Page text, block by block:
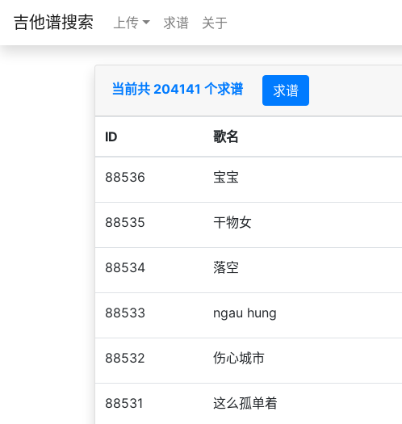
吉他谱搜索 上传 求谱 关于
当前共 204141 个求谱 求谱
ID 歌名
88536 宝宝
88535 干物女
88534 落空
88533 ngau hung
88532 伤心城市
88531 这么孤单着